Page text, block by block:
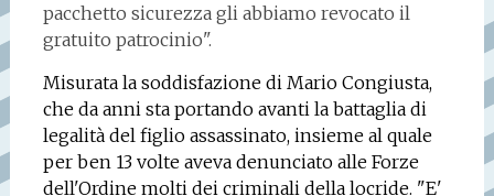
pacchetto sicurezza gli abbiamo revocato il
gratuito patrocinio".
Misurata la soddisfazione di Mario Congiusta,
che da anni sta portando avanti la battaglia di
legalità del figlio assassinato, insieme al quale
per ben 13 volte aveva denunciato alle Forze
dell'Ordine molti dei criminali della locride. "E'